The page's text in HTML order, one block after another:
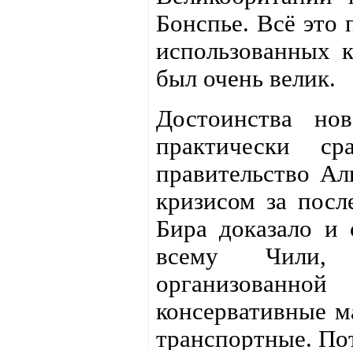
Бонспье. Всё это
использованных
был очень велик.
Достоинства
практически
правительство
кризисом за
Бира доказало
всему Чили,
консервативные
транспортные.